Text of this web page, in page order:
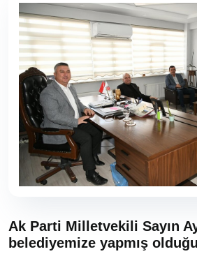
Ak Parti Milletvekili Sayın
belediyemize yapmış